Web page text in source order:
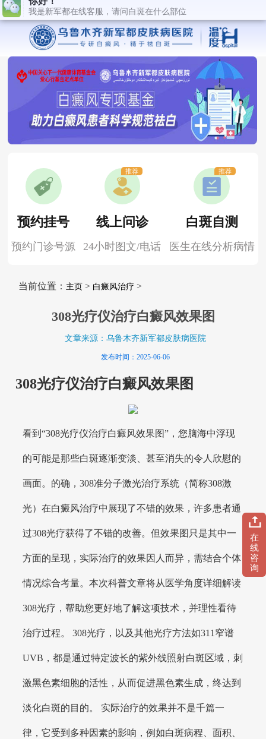
预约挂号
预约门诊号源
线上问诊
24小时图文/电话
推荐
白斑自测
医生在线分析病情
推荐
当前位置： 主页> 白癜风治疗 >
308光疗仪治疗白癜风效果图
文章来源：乌鲁木齐新军都皮肤病医院
发布时间：2025-06-06
308光疗仪治疗白癜风效果图
看到“308光疗仪治疗白癜风效果图”，您脑海中浮现
的可能是那些白斑逐渐变淡、甚至消失的令人欣慰的
画面。的确，308准分子激光治疗系统（简称308激
光）在白癜风治疗中展现了不错的效果，许多患者通
过308光疗获得了不错的改善。但效果图只是其中一
方面的呈现，实际治疗的效果因人而异，需结合个体
情况综合考量。本次科普文章将从医学角度详细解读
308光疗，帮助您更好地了解这项技术，并理性看待
治疗过程。 308光疗，以及其他光疗方法如311窄谱
UVB，都是通过特定波长的紫外线照射白斑区域，刺
激黑色素细胞的活性，从而促进黑色素生成，终达到
淡化白斑的目的。 实际治疗的效果并不是千篇一
律，它受到多种因素的影响，例如白斑病程、面积、
在
线
咨
询